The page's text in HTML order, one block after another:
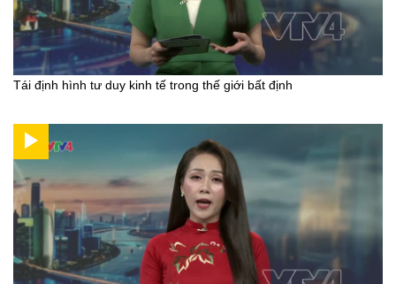
Tái định hình tư duy kinh tế trong thế giới bất định